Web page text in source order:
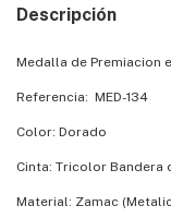
Descripción
Medalla de Premiacion
Referencia: MED-134
Color: Dorado
Cinta: Tricolor Bandera
Material: Zamac